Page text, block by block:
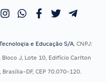
Calendário OAB
e Educação S/A, CNPJ:
J, Lote 10, Edifício Carlton
Brasília-DF, CEP 70.070-120.